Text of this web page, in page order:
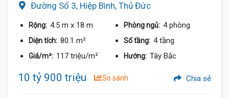
Đường Số 3, Hiệp Bình, Thủ Đức
Rộng: 4.5 m x 18 m Phòng ngủ: 4 phòng
Diện tích: 80.1 m² Số tầng: 4 tầng
Giá/m²: 117 triệu/m² Hướng: Tây Bắc
10 tỷ 900 triệu So sánh Chia sẻ